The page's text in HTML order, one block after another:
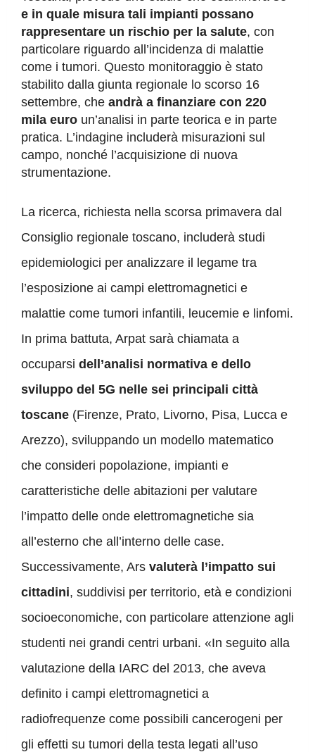
e in quale misura tali impianti possano
rappresentare un rischio per la salute, con
particolare riguardo all’incidenza di malattie
come i tumori. Questo monitoraggio è stato
stabilito dalla giunta regionale lo scorso 16
settembre, che andrà a finanziare con 220
mila euro un’analisi in parte teorica e in parte
pratica. L’indagine includerà misurazioni sul
campo, nonché l’acquisizione di nuova
strumentazione.
La ricerca, richiesta nella scorsa primavera dal
Consiglio regionale toscano, includerà studi
epidemiologici per analizzare il legame tra
l’esposizione ai campi elettromagnetici e
malattie come tumori infantili, leucemie e linfomi.
In prima battuta, Arpat sarà chiamata a
occuparsi dell’analisi normativa e dello
sviluppo del 5G nelle sei principali città
toscane (Firenze, Prato, Livorno, Pisa, Lucca e
Arezzo), sviluppando un modello matematico
che consideri popolazione, impianti e
caratteristiche delle abitazioni per valutare
l’impatto delle onde elettromagnetiche sia
all’esterno che all’interno delle case.
Successivamente, Ars valuterà l’impatto sui
cittadini, suddivisi per territorio, età e condizioni
socioeconomiche, con particolare attenzione agli
studenti nei grandi centri urbani. «In seguito alla
valutazione della IARC del 2013, che aveva
definito i campi elettromagnetici a
radiofrequenze come possibili cancerogeni per
gli effetti su tumori della testa legati all’uso